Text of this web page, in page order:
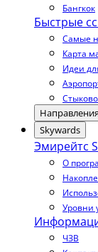
Бангкок
Быстрые
Самые
Карта
Идеи
Направления
Skywards
Эмирейтс
О
Уровни
ЧЗВ